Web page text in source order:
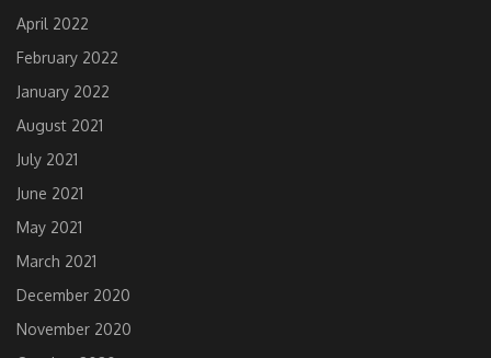
April 2022
February 2022
January 2022
August 2021
July 2021
June 2021
May 2021
March 2021
December 2020
November 2020